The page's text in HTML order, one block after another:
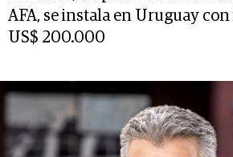
AFA, se instala en Uruguay
US$ 200.000